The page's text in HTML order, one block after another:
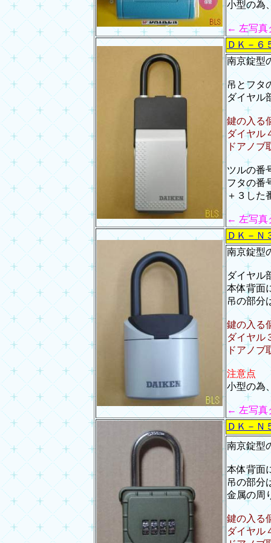
小型の為
← 左写真
ＤＫ－６
南京錠型
吊とフタ
ダイヤル
鍵の入る
ダイヤル
ドアノブ
ツルの番
フタの番
＋３した
← 左写真
ＤＫ－Ｎ
南京錠型
ダイヤル
本体背面
吊の部分
鍵の入る
ダイヤル
ドアノブ
注意点
小型の為
← 左写真
ＤＫ－Ｎ
南京錠型
本体背面
吊の部分
金属の周
鍵の入る
ダイヤル